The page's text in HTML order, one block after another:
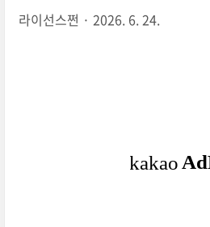
라이선스쩐 2026. 6. 24.